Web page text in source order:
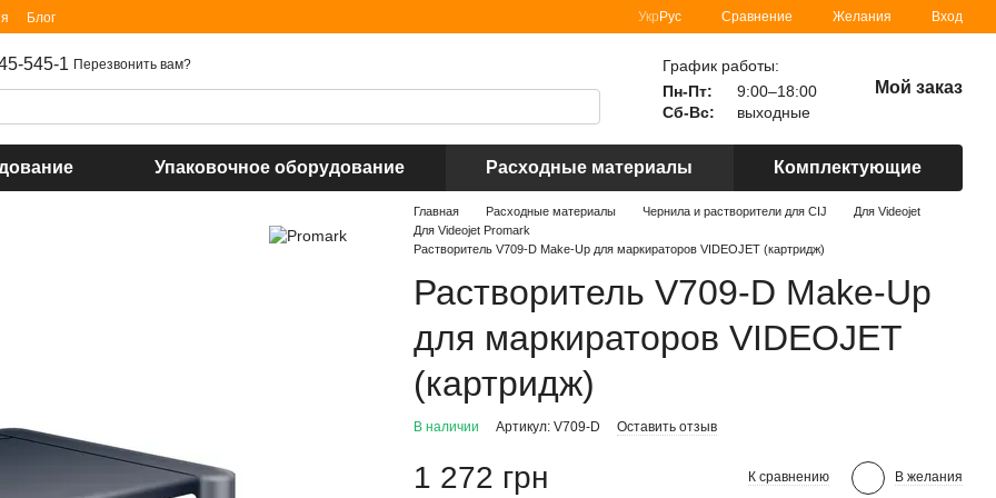
Блог Укр Рус Сравнение Желания Вход
545-1 Перезвонить вам?
График работы:
Пн-Пт:
9:00–18:00
Сб-Вс:
выходные
Мой заказ
Упаковочное оборудование Расходные материалы Комплектующие
Главная Расходные материалы Чернила и растворители для CIJ
Для Videojet
Для Videojet Promark
Растворитель V709-D Make-Up для маркираторов VIDEOJET (картридж)
Растворитель V709-D Make-Up
для маркираторов VIDEOJET
(картридж)
В наличии Артикул: V709-D Оставить отзыв
1 272 грн К сравнению В желания